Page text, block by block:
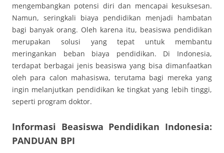
mengembangkan potensi diri dan mencapai kesuksesan.
Namun, seringkali biaya pendidikan menjadi hambatan
bagi banyak orang. Oleh karena itu, beasiswa pendidikan
merupakan solusi yang tepat untuk membantu
meringankan beban biaya pendidikan. Di Indonesia,
terdapat berbagai jenis beasiswa yang bisa dimanfaatkan
oleh para calon mahasiswa, terutama bagi mereka yang
ingin melanjutkan pendidikan ke tingkat yang lebih tinggi,
seperti program doktor.
Informasi Beasiswa Pendidikan Indonesia:
PANDUAN BPI